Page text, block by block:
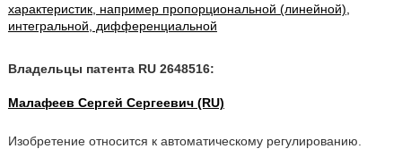
характеристик, например пропорциональной (линейной),
интегральной, дифференциальной
Владельцы патента RU 2648516:
Малафеев Сергей Сергеевич (RU)
Изобретение относится к автоматическому регулированию.